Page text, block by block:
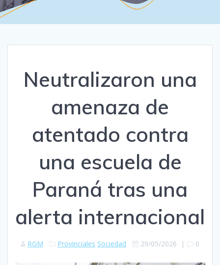
Neutralizaron una
amenaza de
atentado contra
una escuela de
Paraná tras una
alerta internacional
RGM Provinciales Sociedad 29/05/2026 | 0